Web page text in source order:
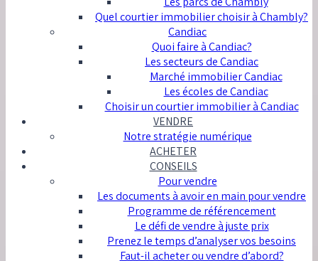
Quel courtier immobilier choisir à Chambly?
Candiac
Quoi faire à Candiac?
Les secteurs de Candiac
Marché immobilier Candiac
Les écoles de Candiac
Choisir un courtier immobilier à Candiac
VENDRE
Notre stratégie numérique
ACHETER
CONSEILS
Pour vendre
Les documents à avoir en main pour vendre
Programme de référencement
Le défi de vendre à juste prix
Prenez le temps d’analyser vos besoins
Faut-il acheter ou vendre d’abord?